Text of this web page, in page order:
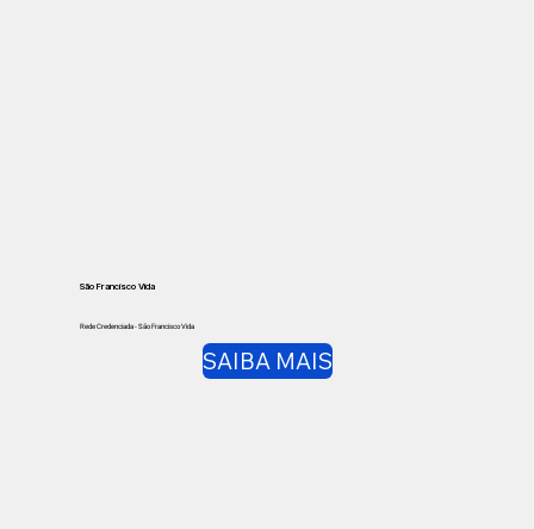
São Francisco Vida
Rede Credenciada - São Francisco Vida
SAIBA MAIS